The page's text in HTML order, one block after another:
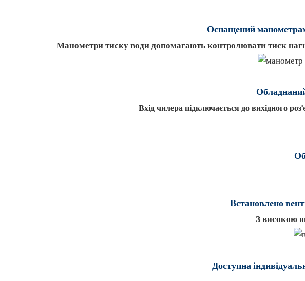
Оснащений
Манометри тиску води допомагають контролювати тиск
Вхід чилера підключається до вихідного
Встановлено
З високою
Доступна